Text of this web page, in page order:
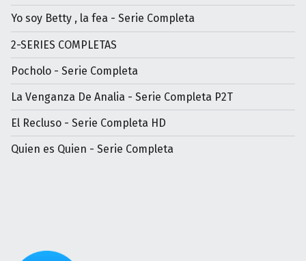
Yo soy Betty , la fea - Serie Completa
2-SERIES COMPLETAS
Pocholo - Serie Completa
La Venganza De Analia - Serie Completa P2T
El Recluso - Serie Completa HD
Quien es Quien - Serie Completa